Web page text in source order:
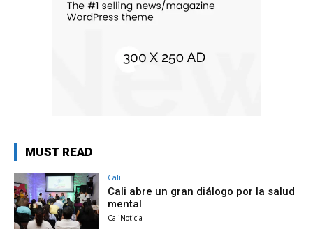
MUST READ
Cali
Cali abre un gran diálogo por la salud
mental
CaliNoticia -